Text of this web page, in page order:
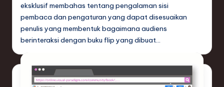
eksklusif membahas tentang pengalaman sisi
pembaca dan pengaturan yang dapat disesuaikan
penulis yang membentuk bagaimana audiens
berinteraksi dengan buku flip yang dibuat…